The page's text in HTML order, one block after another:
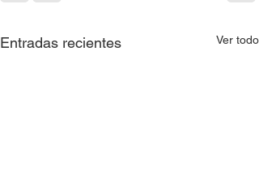
Entradas recientes Ver todo